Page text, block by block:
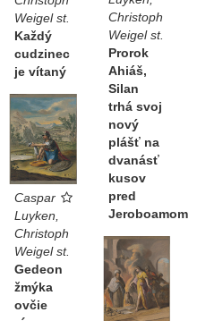
Weigel st.
Každý
cudzinec
je vítaný
Christoph
Weigel st.
Prorok
Ahiáš,
Silan
trhá svoj
nový
plášť na
dvanásť
kusov
pred
Jeroboamom
Caspar
Luyken,
Christoph
Weigel st.
Gedeon
žmýka
ovčie